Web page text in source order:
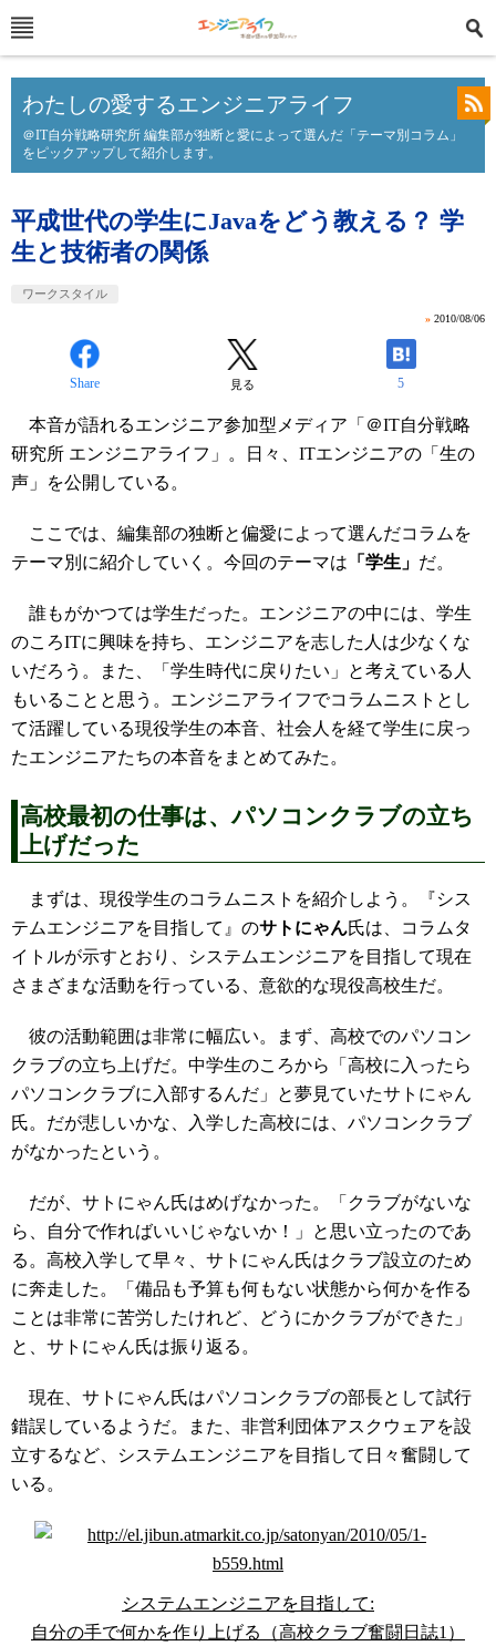
わたしの愛するエンジニアライフ
＠IT自分戦略研究所 編集部が独断と愛によって選んだ「テーマ別コラム」
をピックアップして紹介します。
平成世代の学生にJavaをどう教える？ 学
生と技術者の関係
ワークスタイル
» 2010/08/06
Share 見る 5
本音が語れるエンジニア参加型メディア「＠IT自分戦略
研究所 エンジニアライフ」。日々、ITエンジニアの「生の
声」を公開している。
ここでは、編集部の独断と偏愛によって選んだコラムを
テーマ別に紹介していく。今回のテーマは 「学生」 だ。
誰もがかつては学生だった。エンジニアの中には、学生
のころITに興味を持ち、エンジニアを志した人は少なくな
いだろう。また、「学生時代に戻りたい」と考えている人
もいることと思う。エンジニアライフでコラムニストとし
て活躍している現役学生の本音、社会人を経て学生に戻っ
たエンジニアたちの本音をまとめてみた。
高校最初の仕事は、パソコンクラブの立ち
上げだった
まずは、現役学生のコラムニストを紹介しよう。『シス
テムエンジニアを目指して』のサトにゃん氏は、コラムタ
イトルが示すとおり、システムエンジニアを目指して現在
さまざまな活動を行っている、意欲的な現役高校生だ。
彼の活動範囲は非常に幅広い。まず、高校でのパソコン
クラブの立ち上げだ。中学生のころから「高校に入ったら
パソコンクラブに入部するんだ」と夢見ていたサトにゃん
氏。だが悲しいかな、入学した高校には、パソコンクラブ
がなかったという。
だが、サトにゃん氏はめげなかった。「クラブがないな
ら、自分で作ればいいじゃないか！」と思い立ったのであ
る。高校入学して早々、サトにゃん氏はクラブ設立のため
に奔走した。「備品も予算も何もない状態から何かを作る
ことは非常に苦労したけれど、どうにかクラブができた」
と、サトにゃん氏は振り返る。
現在、サトにゃん氏はパソコンクラブの部長として試行
錯誤しているようだ。また、非営利団体アスクウェアを設
立するなど、システムエンジニアを目指して日々奮闘して
いる。
システムエンジニアを目指して:
自分の手で何かを作り上げる（高校クラブ奮闘日誌1）